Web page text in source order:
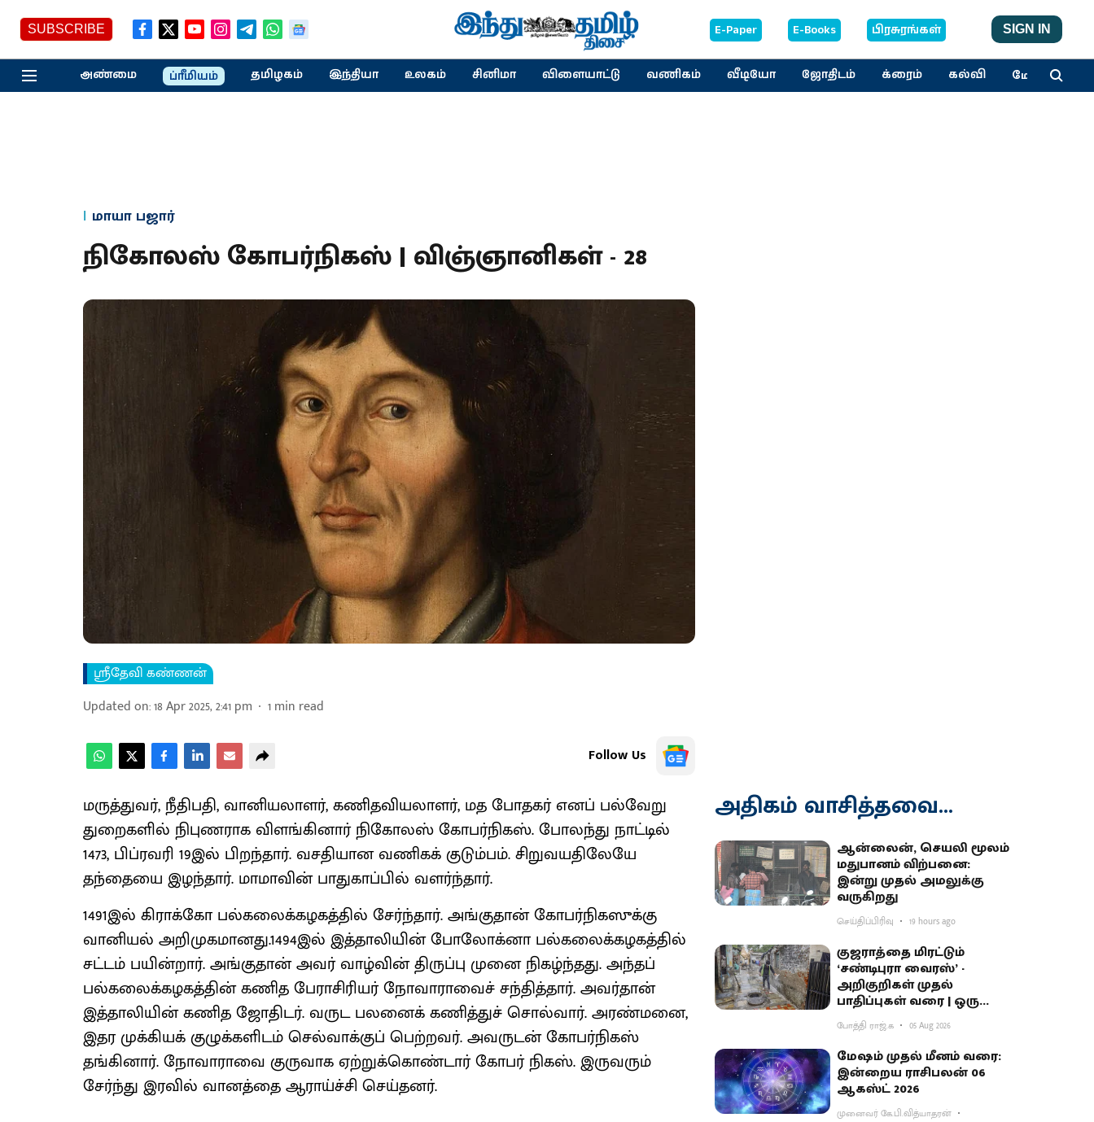
SUBSCRIBE E-Paper E-Books பிரசுரங்கள் SIGN IN
அண்மை ப்ரீமியம் தமிழகம் இந்தியா உலகம் சினிமா விளையாட்டு வணிகம் வீடியோ ஜோதிடம் க்ரைம் கல்வி மேலும்
மாயா பஜார்
நிகோலஸ் கோபர்நிகஸ் | விஞ்ஞானிகள் - 28
ஸ்ரீதேவி கண்ணன்
Updated on:18 Apr 2025, 2:41 pm 1min read
Follow Us
மருத்துவர், நீதிபதி, வானியலாளர், கணிதவியலாளர், மத போதகர் எனப் பல்வேறு
துறைகளில் நிபுணராக விளங்கினார் நிகோலஸ் கோபர்நிகஸ். போலந்து நாட்டில்
1473, பிப்ரவரி 19இல் பிறந்தார். வசதியான வணிகக் குடும்பம். சிறுவயதிலேயே
தந்தையை இழந்தார். மாமாவின் பாதுகாப்பில் வளர்ந்தார்.
1491இல் கிராக்கோ பல்கலைக்கழகத்தில் சேர்ந்தார். அங்குதான் கோபர்நிகஸுக்கு
வானியல் அறிமுகமானது.1494இல் இத்தாலியின் போலோக்னா பல்கலைக்கழகத்தில்
சட்டம் பயின்றார். அங்குதான் அவர் வாழ்வின் திருப்பு முனை நிகழ்ந்தது. அந்தப்
பல்கலைக்கழகத்தின் கணித பேராசிரியர் நோவாராவைச் சந்தித்தார். அவர்தான்
இத்தாலியின் கணித ஜோதிடர். வருட பலனைக் கணித்துச் சொல்வார். அரண்மனை,
இதர முக்கியக் குழுக்களிடம் செல்வாக்குப் பெற்றவர். அவருடன் கோபர்நிகஸ்
தங்கினார். நோவாராவை குருவாக ஏற்றுக்கொண்டார் கோபர் நிகஸ். இருவரும்
சேர்ந்து இரவில் வானத்தை ஆராய்ச்சி செய்தனர்.
அதிகம் வாசித்தவை...
ஆன்லைன், செயலி மூலம்
மதுபானம் விற்பனை:
இன்று முதல் அமலுக்கு
வருகிறது
செய்திப்பிரிவு 19 hours ago
குஜராத்தை மிரட்டும்
‘சண்டிபுரா வைரஸ்’ -
அறிகுறிகள் முதல்
பாதிப்புகள் வரை | ஒரு
தெளிவுப் பார்வை
போத்தி ராஜ்.க 05 Aug 2026
மேஷம் முதல் மீனம் வரை:
இன்றைய ராசிபலன் 06
ஆகஸ்ட் 2026
முனைவர் கே.பி.வித்யாதரன்